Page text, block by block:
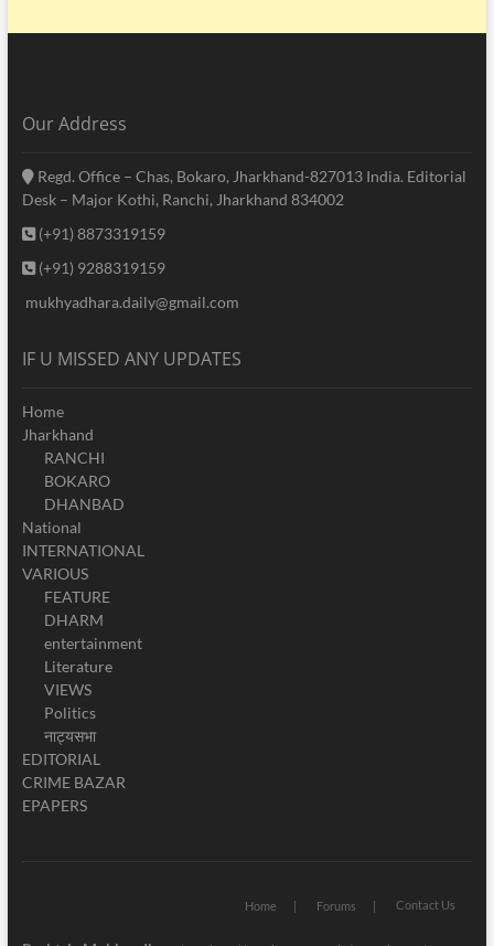
Our Address
Regd. Office – Chas, Bokaro, Jharkhand-827013 India. Editorial
Desk – Major Kothi, Ranchi, Jharkhand 834002
(+91) 8873319159
(+91) 9288319159
mukhyadhara.daily@gmail.com
IF U MISSED ANY UPDATES
Home
Jharkhand
RANCHI
BOKARO
DHANBAD
National
INTERNATIONAL
VARIOUS
FEATURE
DHARM
entertainment
Literature
VIEWS
Politics
नाट्यसभा
EDITORIAL
CRIME BAZAR
EPAPERS
Home Forums Contact Us